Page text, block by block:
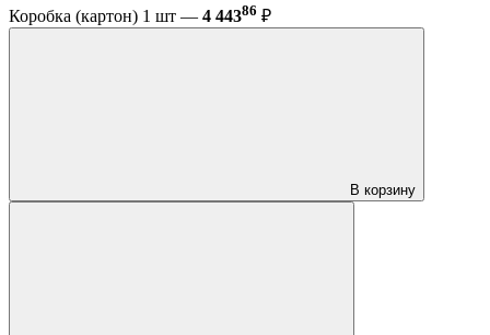
Коробка (картон) 1 шт — 4 44386 ₽
В корзину